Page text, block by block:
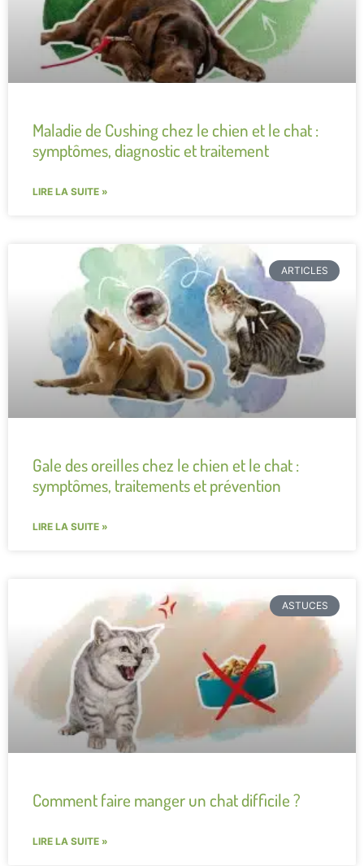
Maladie de Cushing chez le chien et le chat :
symptômes, diagnostic et traitement
LIRE LA SUITE »
ARTICLES
Gale des oreilles chez le chien et le chat :
symptômes, traitements et prévention
LIRE LA SUITE »
ASTUCES
Comment faire manger un chat difficile ?
LIRE LA SUITE »